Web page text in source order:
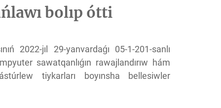
bolıp ótti
2022-jıl 29-yanvardaǵı 05-1-201-sanlı
sawatqanlıǵın rawajlandırıw hám
tiykarları boyınsha bellesiwler